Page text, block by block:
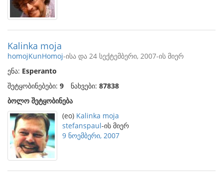
Kalinka moja
homojKunHomoj-ისა და 24 სექტემბერი, 2007-ის მიერ
ენა: Esperanto
შეტყობინებები: 9 ნახვები: 87838
ბოლო შეტყობინება
(eo) Kalinka moja
stefanspaul-ის მიერ
9 ნოემბერი, 2007